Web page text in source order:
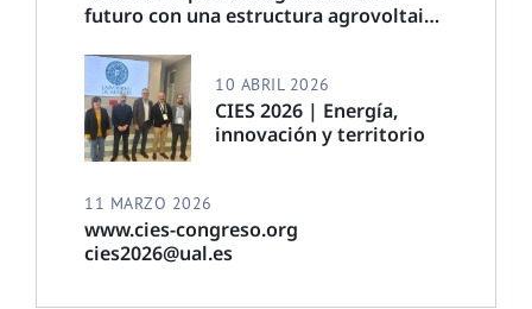
futuro con una estructura agrovoltaica
CIES 2026 | Energía,
innovación y territorio
10 ABRIL 2026
www.cies-congreso.org
cies2026@ual.es
11 MARZO 2026